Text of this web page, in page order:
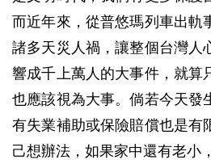
而近年來，從普悠瑪列車出
諸多天災人禍，讓整個台灣人
響成千上萬人的大事件，就算
也應該視為大事。倘若今天發
有失業補助或保險賠償也是有
己想辦法，如果家中還有老小